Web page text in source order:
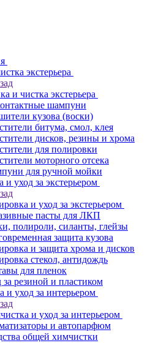
экстерьера
и чистка экстерьера
шампуни
кузова (воски)
битума, смол, клея
дисков, резины и хрома
для полировки
моторного отсека
для ручной мойки
и уход за экстерьером
и уход за экстерьером
пасты для ЛКП
полироли, силанты, глейзы
защита кузова
и защита хрома и дисков
стекол, антидождь
для пленок
за резиной и пластиком
и уход за интерьером
и уход за интерьером
и автопарфюм
общей химчистки